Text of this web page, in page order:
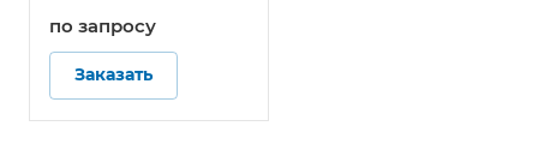
по запросу
Заказать